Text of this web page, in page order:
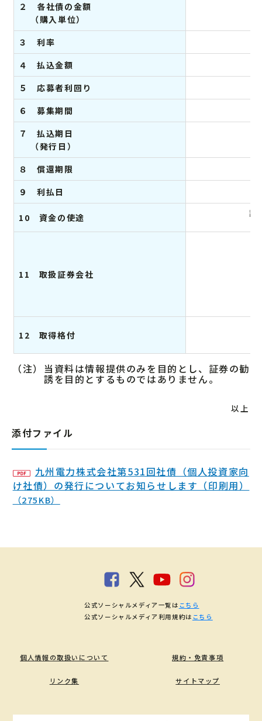
２ 各社債の金額
（購入単位）
３ 利率
４ 払込金額
５ 応募者利回り
６ 募集期間
７ 払込期日
（発行日）
８ 償還期限
９ 利払日
10 資金の使途 設
11 取扱証券会社
12 取得格付
（注） 当資料は情報提供のみを目的とし、証券の勧
誘を目的とするものではありません。
以上
添付ファイル
九州電力株式会社第531回社債（個人投資家向
け社債）の発行についてお知らせします（印刷用）
（275KB）
個人情報の取扱いについて 規約・免責事項
リンク集 サイトマップ
公式ソーシャルメディア一覧は こちら
公式ソーシャルメディア利用規約は こちら